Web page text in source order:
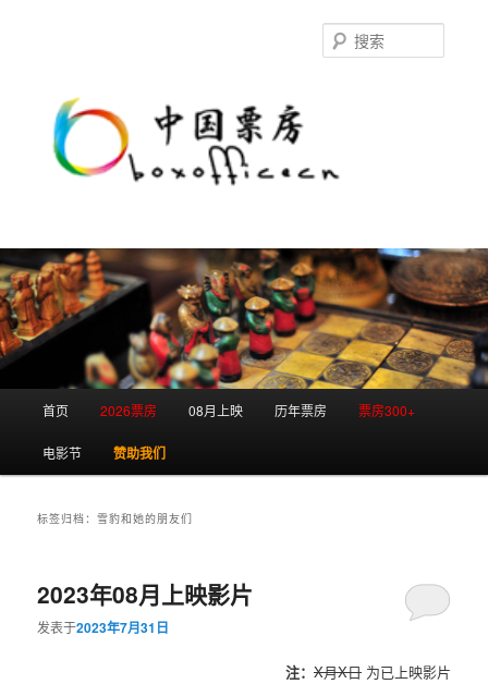
首页 2026票房 08月上映 历年票房 票房300+
电影节 赞助我们
标签归档：雪豹和她的朋友们
2023年08月上映影片
发表于2023年7月31日
注： X月X日为已上映影片